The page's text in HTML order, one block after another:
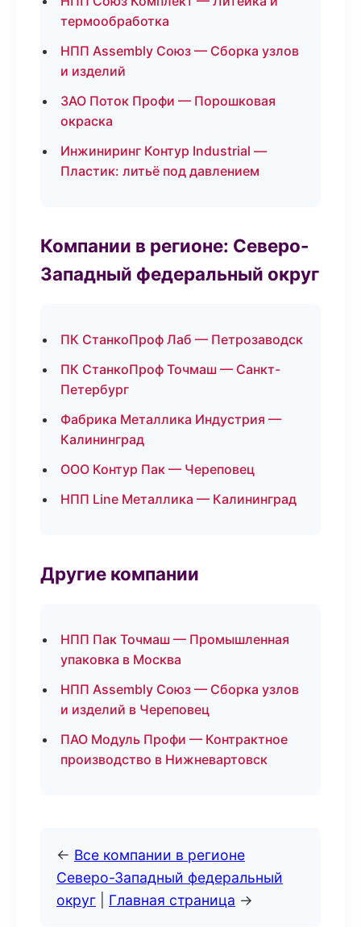
термообработка
НПП Assembly Союз — Сборка узлов
и изделий
ЗАО Поток Профи — Порошковая
окраска
Инжиниринг Контур Industrial —
Пластик: литьё под давлением
Компании в регионе: Северо-
Западный федеральный округ
ПК СтанкоПроф Лаб — Петрозаводск
ПК СтанкоПроф Точмаш — Санкт-
Петербург
Фабрика Металлика Индустрия —
Калининград
ООО Контур Пак — Череповец
НПП Line Металлика — Калининград
Другие компании
НПП Пак Точмаш — Промышленная
упаковка в Москва
НПП Assembly Союз — Сборка узлов
и изделий в Череповец
ПАО Модуль Профи — Контрактное
производство в Нижневартовск
← Все компании в регионе
Северо-Западный федеральный
округ
Главная страница →